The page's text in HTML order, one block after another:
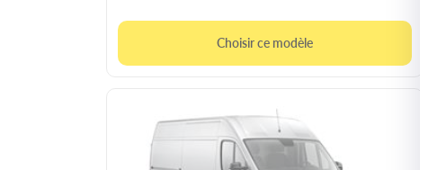
Choisir ce modèle